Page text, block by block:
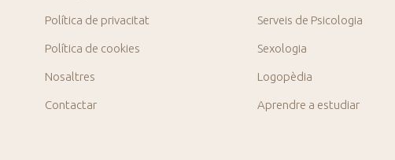
Política de privacitat
Política de cookies
Nosaltres
Contactar
Serveis de Psicologia
Sexologia
Logopèdia
Aprendre a estudiar